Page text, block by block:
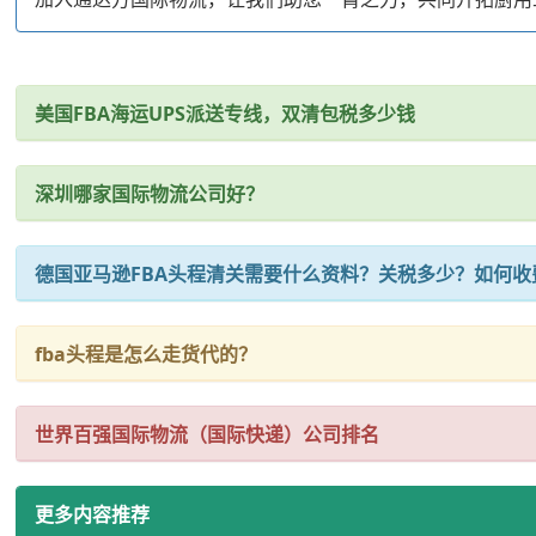
美国FBA海运UPS派送专线，双清包税多少钱
深圳哪家国际物流公司好？
德国亚马逊FBA头程清关需要什么资料？关税多少？如何
fba头程是怎么走货代的？
世界百强国际物流（国际快递）公司排名
更多内容推荐